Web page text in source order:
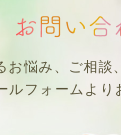
お悩み、ご相談
ルフォームより